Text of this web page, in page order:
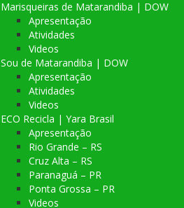
Marisqueiras de Matarandiba | DOW
Apresentação
Atividades
Videos
Sou de Matarandiba | DOW
Apresentação
Atividades
Videos
ECO Recicla | Yara Brasil
Apresentação
Rio Grande – RS
Cruz Alta – RS
Paranaguá – PR
Ponta Grossa – PR
Videos